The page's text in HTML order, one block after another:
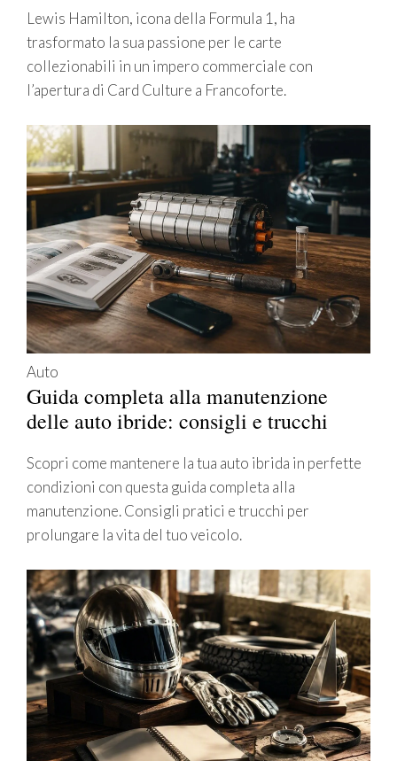
Lewis Hamilton, icona della Formula 1, ha
trasformato la sua passione per le carte
collezionabili in un impero commerciale con
l’apertura di Card Culture a Francoforte.
Auto
Guida completa alla manutenzione
delle auto ibride: consigli e trucchi
Scopri come mantenere la tua auto ibrida in perfette
condizioni con questa guida completa alla
manutenzione. Consigli pratici e trucchi per
prolungare la vita del tuo veicolo.